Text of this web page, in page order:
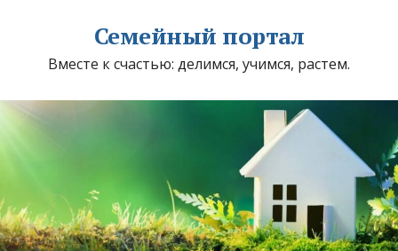
Семейный портал
Вместе к счастью: делимся, учимся, растем.